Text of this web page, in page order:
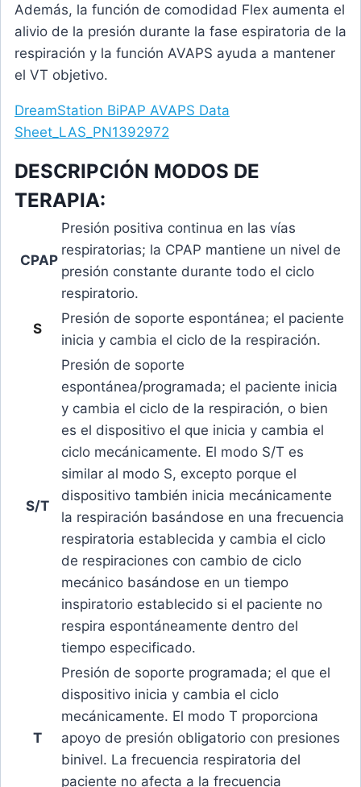
Además, la función de comodidad Flex aumenta el
alivio de la presión durante la fase espiratoria de la
respiración y la función AVAPS ayuda a mantener
el VT objetivo.
DreamStation BiPAP AVAPS Data
Sheet_LAS_PN1392972
DESCRIPCIÓN MODOS DE
TERAPIA:
CPAP
Presión positiva continua en las vías
respiratorias; la CPAP mantiene un nivel de
presión constante durante todo el ciclo
respiratorio.
S
Presión de soporte espontánea; el paciente
inicia y cambia el ciclo de la respiración.
S/T
Presión de soporte
espontánea/programada; el paciente inicia
y cambia el ciclo de la respiración, o bien
es el dispositivo el que inicia y cambia el
ciclo mecánicamente. El modo S/T es
similar al modo S, excepto porque el
dispositivo también inicia mecánicamente
la respiración basándose en una frecuencia
respiratoria establecida y cambia el ciclo
de respiraciones con cambio de ciclo
mecánico basándose en un tiempo
inspiratorio establecido si el paciente no
respira espontáneamente dentro del
tiempo especificado.
T
Presión de soporte programada; el que el
dispositivo inicia y cambia el ciclo
mecánicamente. El modo T proporciona
apoyo de presión obligatorio con presiones
binivel. La frecuencia respiratoria del
paciente no afecta a la frecuencia